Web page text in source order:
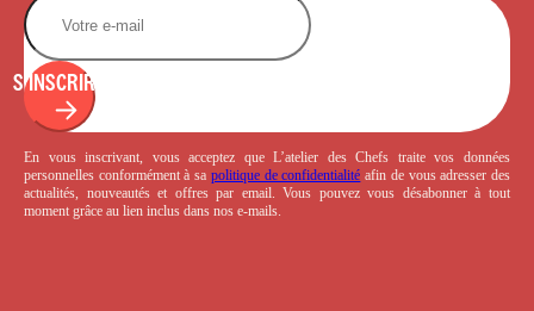
S'INSCRIRE
En vous inscrivant, vous acceptez que L’atelier des Chefs traite vos données
personnelles conformément à sa politique de confidentialité afin de vous adresser des
actualités, nouveautés et offres par email. Vous pouvez vous désabonner à tout
moment grâce au lien inclus dans nos e-mails.